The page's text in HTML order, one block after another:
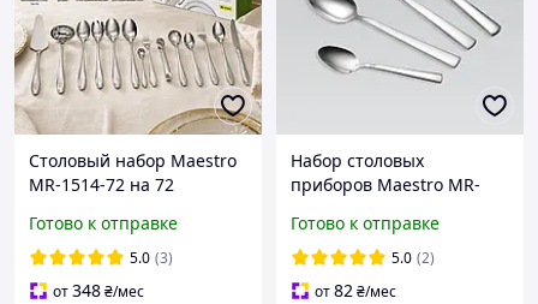
Столовый набор Maestro
MR-1514-72 на 72
набор столовых приборов
Maestro | Столовые
приборы в кейсе
Готово к отправке
5.0 (3)
от348₴/мес
Набор столовых
приборов Maestro MR-
нержавеющая сталь, для
6 персон
Готово к отправке
5.0 (2)
от82₴/мес